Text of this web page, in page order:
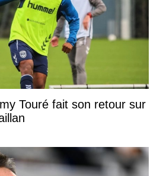
Touré fait son retour sur